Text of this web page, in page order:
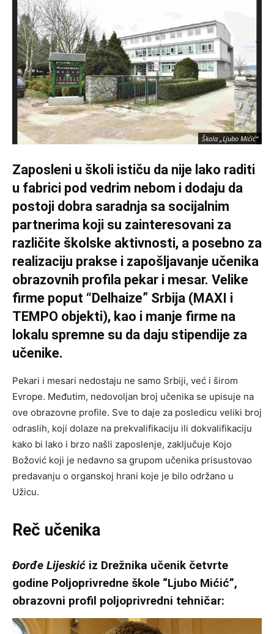
Škola „Ljubo Mićić“
Zaposleni u školi ističu da nije lako raditi
u fabrici pod vedrim nebom i dodaju da
postoji dobra saradnja sa socijalnim
partnerima koji su zainteresovani za
različite školske aktivnosti, a posebno za
realizaciju prakse i zapošljavanje učenika
obrazovnih profila pekar i mesar. Velike
firme poput “Delhaize” Srbija (MAXI i
TEMPO objekti), kao i manje firme na
lokalu spremne su da daju stipendije za
učenike.
Pekari i mesari nedostaju ne samo Srbiji, već i širom
Evrope. Međutim, nedovoljan broj učenika se upisuje na
ove obrazovne profile. Sve to daje za posledicu veliki broj
odraslih, koji dolaze na prekvalifikaciju ili dokvalifikaciju
kako bi lako i brzo našli zaposlenje, zaključuje Kojo
Božović koji je nedavno sa grupom učenika prisustovao
predavanju o organskoj hrani koje je bilo održano u
Užicu.
Reč učenika
Đorđe Lijeskić iz Drežnika učenik četvrte
godine Poljoprivredne škole “Ljubo Mićić”,
obrazovni profil poljoprivredni tehničar: